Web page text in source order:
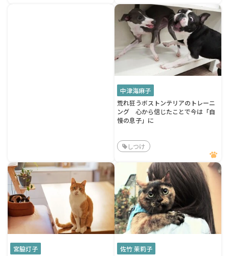
中津海麻子
荒れ狂うボストンテリアのトレーニ
ング 心から信じたことで今は「自
慢の息子」に
しつけ
宮脇灯子
佐竹 茉莉子